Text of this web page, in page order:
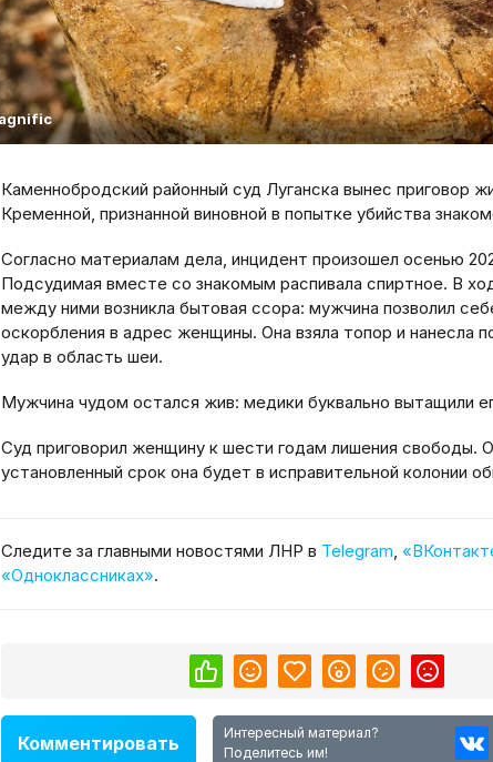
Каменнобродский районный суд Луганска вынес приговор
Кременной, признанной виновной в попытке убийства
Согласно материалам дела, инцидент произошел осенью
Подсудимая вместе со знакомым распивала спиртное. В
между ними возникла бытовая ссора: мужчина позволил
оскорбления в адрес женщины. Она взяла топор и нанесла
удар в область шеи.
Мужчина чудом остался жив: медики буквально вытащили
Суд приговорил женщину к шести годам лишения свободы.
установленный срок она будет в исправительной колонии
Cледите за главными новостями ЛНР в Telegram,
«Одноклассниках».
Комментировать
Интересный материал?
Поделитесь им!